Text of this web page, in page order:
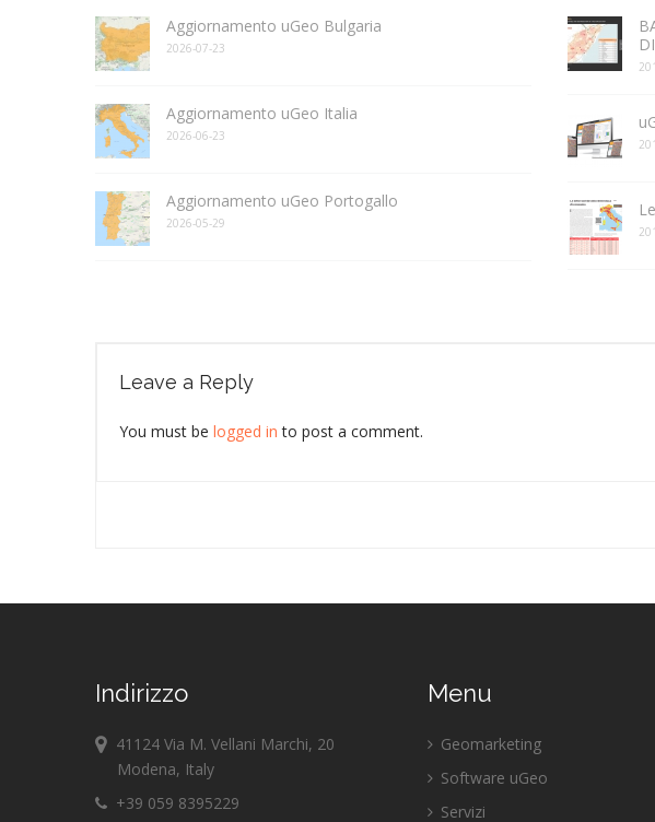
Aggiornamento uGeo Bulgaria
2026-07-23
Aggiornamento uGeo Italia
2026-06-23
Aggiornamento uGeo Portogallo
2026-05-29
Leave a Reply
You must be logged in to post a comment.
Indirizzo
41124 Via M. Vellani Marchi, 20
Modena, Italy
+39 059 8395229
Menu
Geomarketing
Software uGeo
Servizi